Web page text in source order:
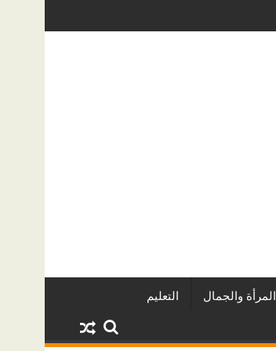
المرأة والجمال التعليم